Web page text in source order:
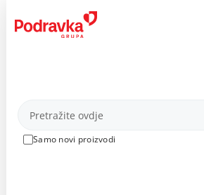
content
Proizvodi
Samo novi proizvodi